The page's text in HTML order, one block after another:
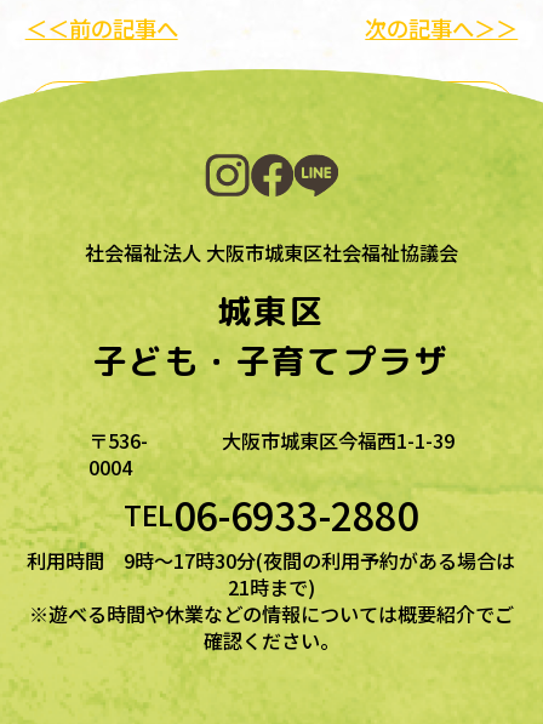
＜＜前の記事へ
一覧に戻る
次の記事へ＞＞
社会福祉法人 大阪市城東区社会福祉協議会
城東区
子ども・子育てプラザ
〒536-
0004
大阪市城東区今福西1-1-39
TEL06-6933-2880
利用時間 9時～17時30分(夜間の利用予約がある場合は
21時まで)
※遊べる時間や休業などの情報については概要紹介でご
確認ください。